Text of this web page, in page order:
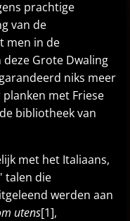
prachtige
van de
men in de
Grote Dwaling
niks meer
met Friese
bibliotheek van
met het Italiaans,
talen die
werden aan
utens[1],